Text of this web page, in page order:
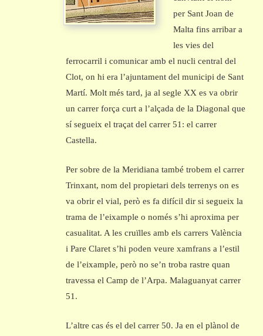
per Sant Joan de
Malta fins arribar a
les vies del
ferrocarril i comunicar amb el nucli central del
Clot, on hi era l’ajuntament del municipi de Sant
Martí. Molt més tard, ja al segle XX es va obrir
un carrer força curt a l’alçada de la Diagonal que
sí segueix el traçat del carrer 51: el carrer
Castella.
Per sobre de la Meridiana també trobem el carrer
Trinxant, nom del propietari dels terrenys on es
va obrir el vial, però es fa difícil dir si segueix la
trama de l’eixample o només s’hi aproxima per
casualitat. A les cruïlles amb els carrers València
i Pare Claret s’hi poden veure xamfrans a l’estil
de l’eixample, però no se’n troba rastre quan
travessa el Camp de l’Arpa. Malaguanyat carrer
51.
L’altre cas és el del carrer 50. Ja en el plànol de